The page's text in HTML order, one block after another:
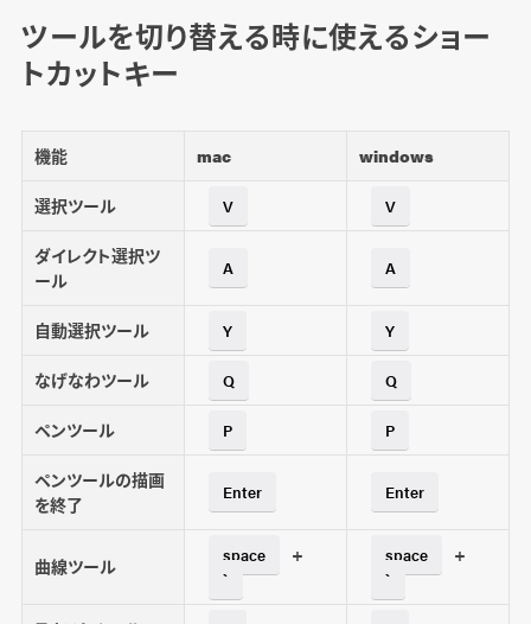
ツールを切り替える時に使えるショー
トカットキー
機能 mac windows
選択ツール V V
ダイレクト選択ツ
ール
A A
自動選択ツール Y Y
なげなわツール Q Q
ペンツール P P
ペンツールの描画
を終了
Enter Enter
曲線ツール space +
`
space +
`